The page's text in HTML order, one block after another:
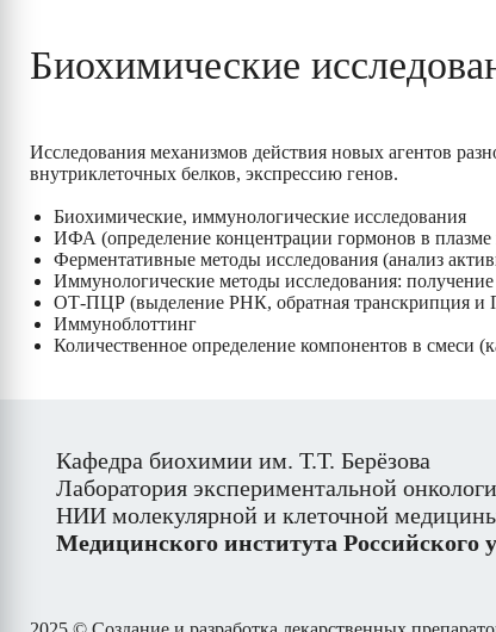
Биохимические
Исследования механизмов действия новых агентов
внутриклеточных белков, экспрессию генов.
Биохимические, иммунологические исследования
ИФА (определение концентрации гормонов в плазме
Ферментативные методы исследования (анализ
Иммунологические методы исследования:
ОТ-ПЦР (выделение РНК, обратная транскрипция
Иммуноблоттинг
Количественное определение компонентов в смеси
Кафедра биохимии им. Т.Т. Берёзова
Лаборатория экспериментальной
НИИ молекулярной и клеточной
Медицинского института Российского